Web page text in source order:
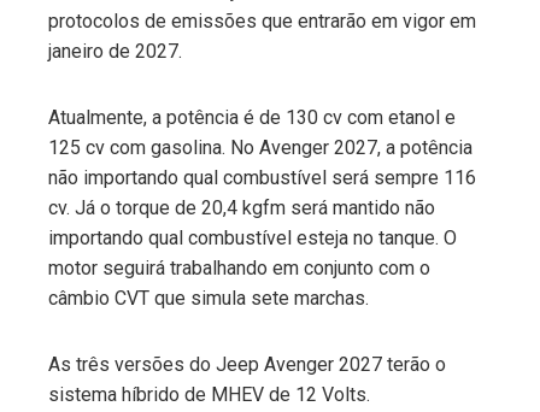
protocolos de emissões que entrarão em vigor em
janeiro de 2027.
Atualmente, a potência é de 130 cv com etanol e
125 cv com gasolina. No Avenger 2027, a potência
não importando qual combustível será sempre 116
cv. Já o torque de 20,4 kgfm será mantido não
importando qual combustível esteja no tanque. O
motor seguirá trabalhando em conjunto com o
câmbio CVT que simula sete marchas.
As três versões do Jeep Avenger 2027 terão o
sistema híbrido de MHEV de 12 Volts.